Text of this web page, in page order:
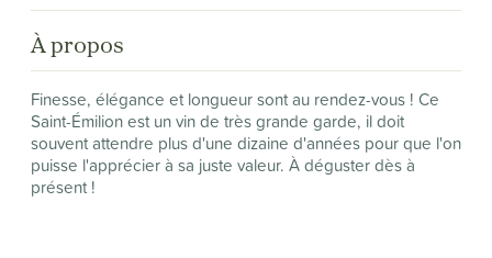
À propos
Finesse, élégance et longueur sont au rendez-vous ! Ce
Saint-Émilion est un vin de très grande garde, il doit
souvent attendre plus d'une dizaine d'années pour que l'on
puisse l'apprécier à sa juste valeur. À déguster dès à
présent !